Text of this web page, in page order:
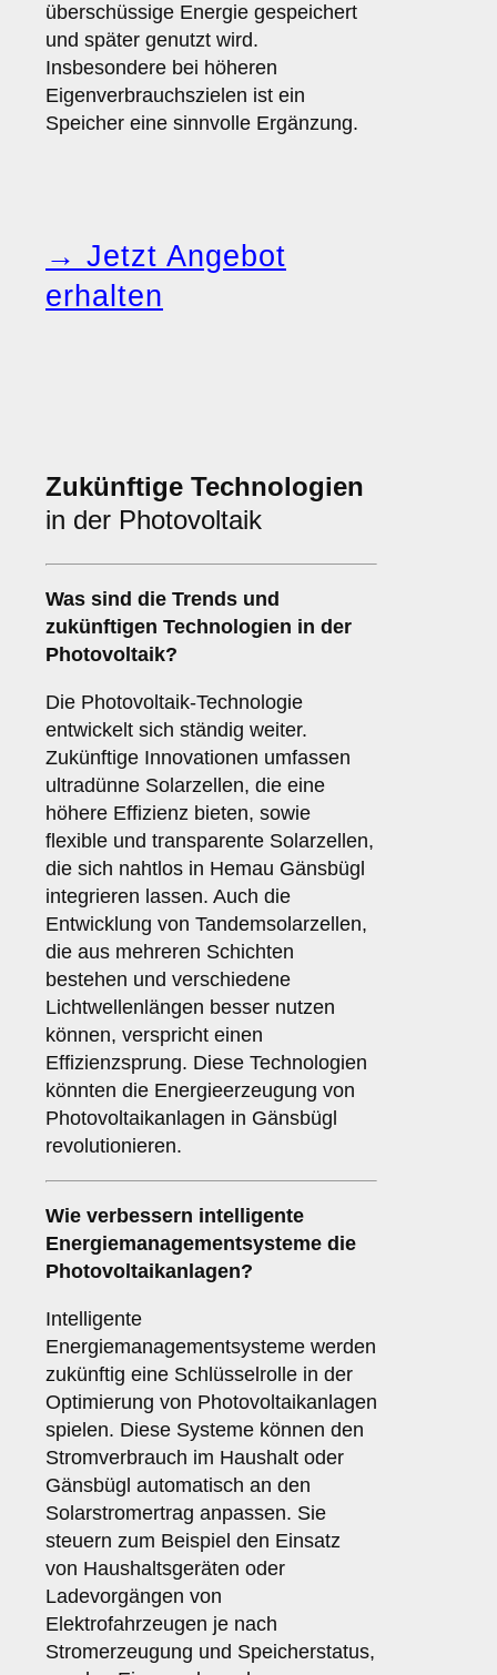
überschüssige Energie gespeichert
und später genutzt wird.
Insbesondere bei höheren
Eigenverbrauchszielen ist ein
Speicher eine sinnvolle Ergänzung.
→ Jetzt Angebot
erhalten
Zukünftige Technologien
in der Photovoltaik
Was sind die Trends und
zukünftigen Technologien in der
Photovoltaik?
Die Photovoltaik-Technologie
entwickelt sich ständig weiter.
Zukünftige Innovationen umfassen
ultradünne Solarzellen, die eine
höhere Effizienz bieten, sowie
flexible und transparente Solarzellen,
die sich nahtlos in Hemau Gänsbügl
integrieren lassen. Auch die
Entwicklung von Tandemsolarzellen,
die aus mehreren Schichten
bestehen und verschiedene
Lichtwellenlängen besser nutzen
können, verspricht einen
Effizienzsprung. Diese Technologien
könnten die Energieerzeugung von
Photovoltaikanlagen in Gänsbügl
revolutionieren.
Wie verbessern intelligente
Energiemanagementsysteme die
Photovoltaikanlagen?
Intelligente
Energiemanagementsysteme werden
zukünftig eine Schlüsselrolle in der
Optimierung von Photovoltaikanlagen
spielen. Diese Systeme können den
Stromverbrauch im Haushalt oder
Gänsbügl automatisch an den
Solarstromertrag anpassen. Sie
steuern zum Beispiel den Einsatz
von Haushaltsgeräten oder
Ladevorgängen von
Elektrofahrzeugen je nach
Stromerzeugung und Speicherstatus,